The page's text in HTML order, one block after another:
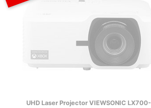
UHD Laser Projector VIEWSONIC LX700-